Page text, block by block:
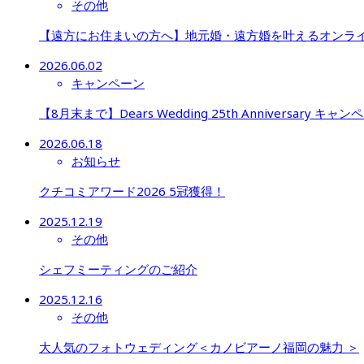
その他
【遠方にお住まいの方へ】地元婚・遠方婚を叶えるオンラ
2026.06.02
キャンペーン
【8月末まで】Dears Wedding 25th Anniversary キャン
2026.06.18
お知らせ
クチコミアワード2026 5冠獲得！
2025.12.19
その他
シェフミーティングのご紹介
2025.12.16
その他
大人気のフォトウェディング＜カノビアーノ福岡の魅力 ＞